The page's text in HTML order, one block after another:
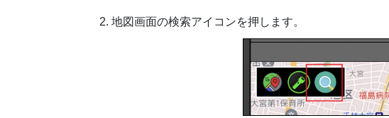
地図画面の検索アイコンを押します。